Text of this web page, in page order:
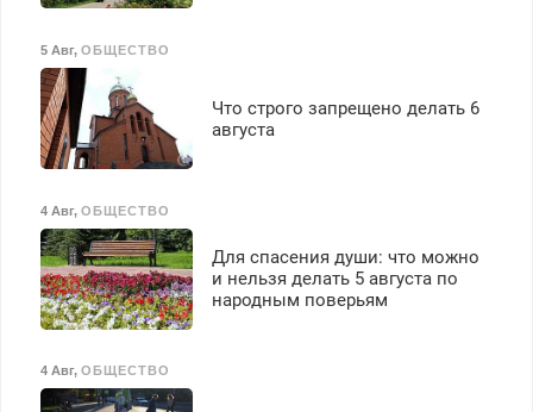
5 Авг, ОБЩЕСТВО
Что строго запрещено делать 6
августа
4 Авг, ОБЩЕСТВО
Для спасения души: что можно
и нельзя делать 5 августа по
народным поверьям
4 Авг, ОБЩЕСТВО